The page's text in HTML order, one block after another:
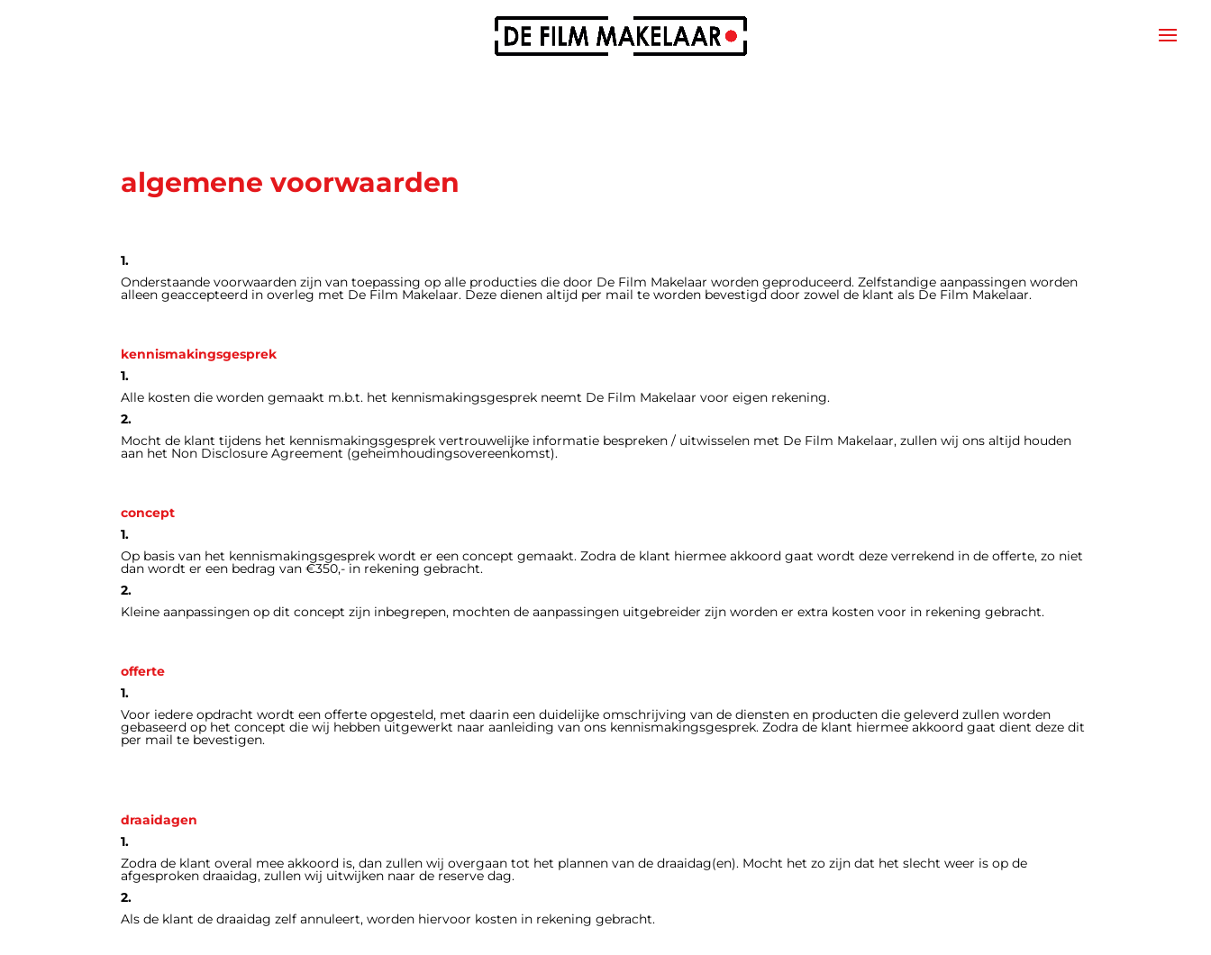
algemene voorwaarden
1.
Onderstaande voorwaardenzijn van toepassing op alle producties die door De Film Makelaar worden geproduceerd. Zelfstandige aanpassingen worden
alleen geaccepteerd in overleg met De Film Makelaar. Deze dienen altijd per mail te worden bevestigd door zowel de klant als De Film Makelaar.
kennismakingsgesprek
1.
Alle kosten die worden gemaakt m.b.t. het kennismakingsgesprek neemt De Film Makelaar voor eigen rekening.
2.
Mocht de klant tijdens het kennismakingsgesprek vertrouwelijke informatie bespreken / uitwisselen met De Film Makelaar, zullen wij ons altijd houden
aan het Non Disclosure Agreement (geheimhoudingsovereenkomst).
concept
1.
Op basis van het kennismakingsgesprek wordt er een concept gemaakt. Zodra de klant hiermee akkoord gaat wordt deze verrekend in de offerte, zo niet
dan wordt er een bedrag van €350,- in rekening gebracht.
2.
Kleine aanpassingen op dit concept zijn inbegrepen, mochten de aanpassingen uitgebreider zijn worden er extra kosten voor in rekening gebracht.
offerte
1.
Voor iedere opdracht wordt een offerte opgesteld, met daarin een duidelijke omschrijving van de diensten en producten die geleverd zullen worden
gebaseerd op het concept die wij hebben uitgewerkt naar aanleiding van ons kennismakingsgesprek. Zodra de klant hiermee akkoord gaat dient deze dit
per mail te bevestigen.
draaidagen
1.
Zodra de klant overal mee akkoord is, dan zullen wij overgaan tot het plannen van de draaidag(en). Mocht het zo zijn dat het slecht weer is op de
afgesproken draaidag, zullen wij uitwijken naar de reserve dag.
2.
Als de klant de draaidag zelf annuleert, worden hiervoor kosten in rekening gebracht.